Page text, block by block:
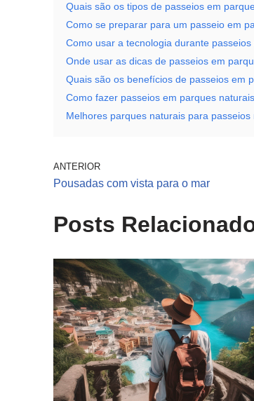
Quais são os tipos de passeios em
Como se preparar para um passeio em
Como usar a tecnologia durante
Onde usar as dicas de passeios em
Quais são os benefícios de passeios em
Como fazer passeios em parques
Melhores parques naturais para passeios
ANTERIOR
Pousadas com vista para o mar
Posts